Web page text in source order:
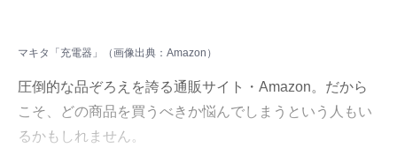
マキタ「充電器」（画像出典：Amazon）
圧倒的な品ぞろえを誇る通販サイト・Amazon。だから
こそ、どの商品を買うべきか悩んでしまうという人もい
るかもしれません。